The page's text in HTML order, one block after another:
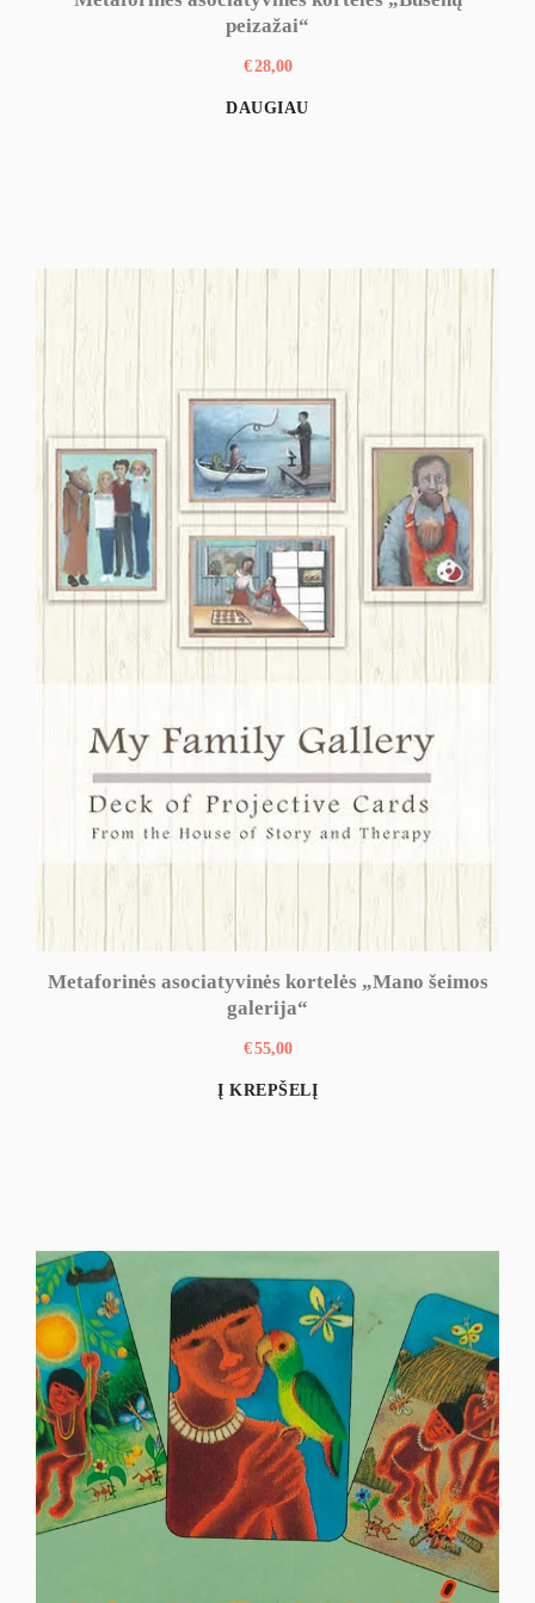
peizažai“
€28,00
DAUGIAU
Metaforinės asociatyvinės kortelės „Mano šeimos
galerija“
€55,00
Į KREPŠELĮ